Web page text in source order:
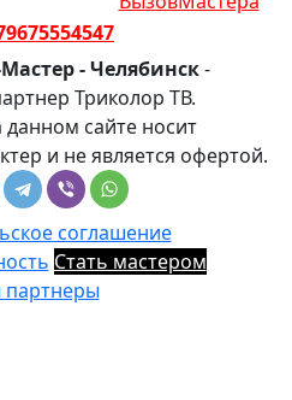
- Челябинск-
Триколор ТВ.
сайте носит
и не является офертой.
соглашение
Стать мастером